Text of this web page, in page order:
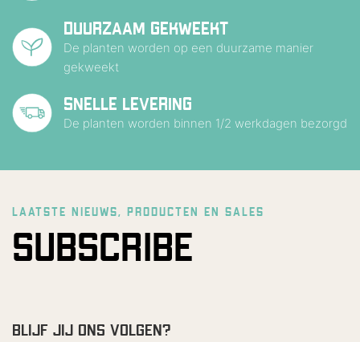
DUURZAAM GEKWEEKT
De planten worden op een duurzame manier
gekweekt
SNELLE LEVERING
De planten worden binnen 1/2 werkdagen bezorgd
LAATSTE NIEUWS, PRODUCTEN EN SALES
SUBSCRIBE
BLIJF JIJ ONS VOLGEN?